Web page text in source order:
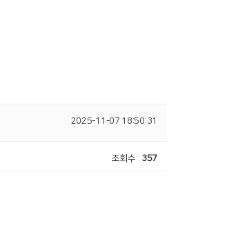
2025-11-07 18:50:31
조회수 357